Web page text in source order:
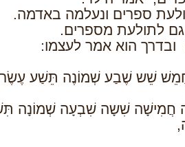
ספרים ונעלמה באדמה.
לתולעת מספרים.
הוא אמר לעצמו:
שֵׁש שֶׁבַע שְׁמוֹנֶה תֵּשַׁע
חֲמִישָׁה שִׁשָה שִׁבְעָה שְׁמוֹנָה